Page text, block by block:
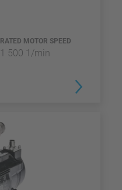
RATED MOTOR SPEED
1 500 1/min